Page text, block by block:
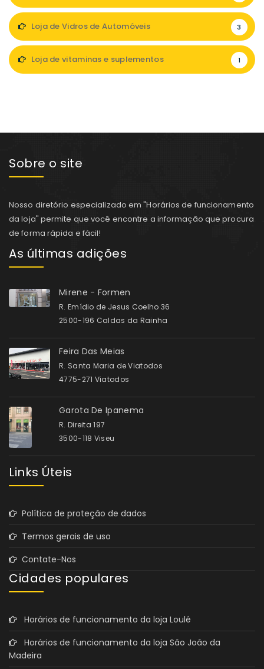
Loja de Vidros de Automóveis 3
Loja de vitaminas e suplementos 1
Sobre o site
Nosso diretório especializado em "Horários de funcionamento
da loja" permite que você encontre a informação que procura
de forma rápida e fácil!
As últimas adições
Mirene - Formen
R. Emídio de Jesus Coelho 36
2500-196 Caldas da Rainha
Feira Das Meias
R. Santa Maria de Viatodos
4775-271 Viatodos
Garota De Ipanema
R. Direita 197
3500-118 Viseu
Links Úteis
Política de proteção de dados
Termos gerais de uso
Contate-Nos
Cidades populares
Horários de funcionamento da loja Loulé
Horários de funcionamento da loja São João da
Madeira